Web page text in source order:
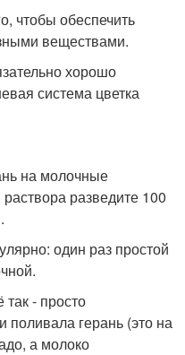
чтобы обеспечить
веществами.
хорошо
система цветка
на молочные
разведите 100
один раз простой
- просто
поливала герань (это на
а молоко